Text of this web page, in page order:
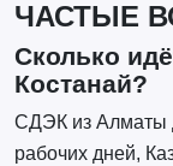
ЧАСТЫЕ
Сколько
Костанай?
СДЭК из Алматы
рабочих дней,